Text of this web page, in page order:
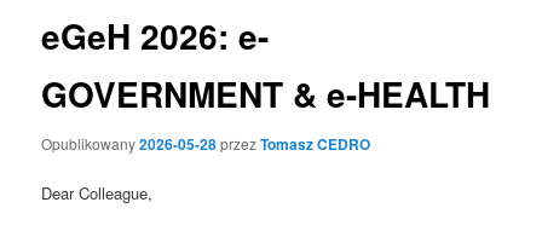
eGeH 2026: e-
GOVERNMENT & e-HEALTH
Opublikowany2026-05-28przezTomasz CEDRO
Dear Colleague,